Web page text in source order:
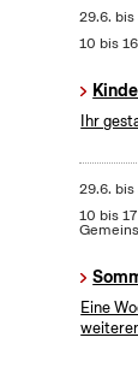
29.6. bis
10 bis
Ihr
29.6. bis
10 bis
Eine